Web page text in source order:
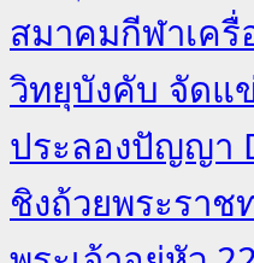
สมาคมกีฬาเครื่
วิทยุบังคับ จัดแ
ประลองปัญญา
ชิงถ้วยพระราช